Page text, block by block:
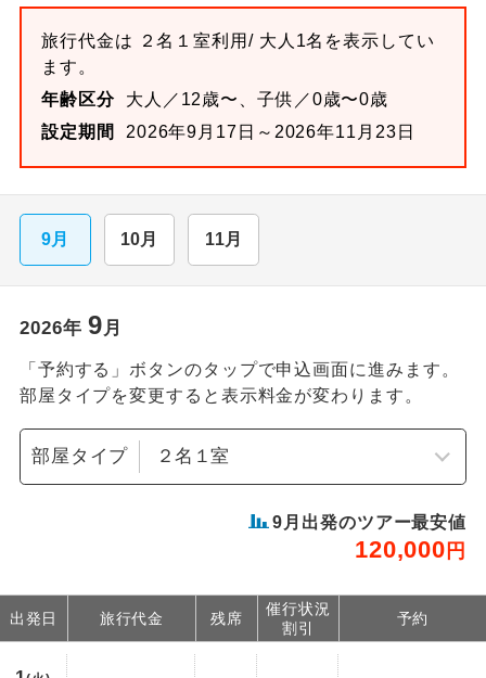
旅行代金は ２名１室利用/ 大人1名を表示してい
ます。
年齢区分
大人／12歳〜、子供／0歳〜0歳
設定期間
2026年9月17日～2026年11月23日
9月 10月 11月
2026年 9 月
「予約する」ボタンのタップで申込画面に進みます。
部屋タイプを変更すると表示料金が変わります。
部屋タイプ
9 月出発のツアー最安値
120,000 円
出発日 旅行代金 残席
催行状況
割引
予約